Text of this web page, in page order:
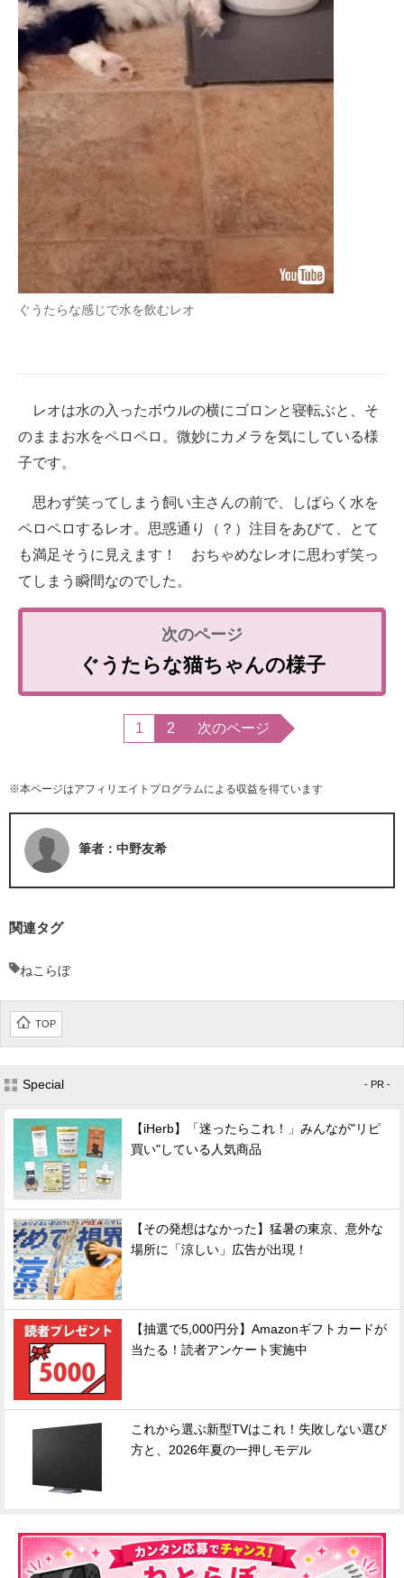
ぐうたらな感じで水を飲むレオ
レオは水の入ったボウルの横にゴロンと寝転ぶと、そ
のままお水をペロペロ。微妙にカメラを気にしている様
子です。
思わず笑ってしまう飼い主さんの前で、しばらく水を
ペロペロするレオ。思惑通り（？）注目をあびて、とて
も満足そうに見えます！ おちゃめなレオに思わず笑っ
てしまう瞬間なのでした。
ぐうたらな猫ちゃんの様子
1 2 次のページ
※本ページはアフィリエイトプログラムによる収益を得ています
筆者：中野友希
関連タグ
ねこらぼ
TOP
Special - PR -
【iHerb】「迷ったらこれ！」みんなが"リピ
買い"している人気商品
【その発想はなかった】猛暑の東京、意外な
場所に「涼しい」広告が出現！
【抽選で5,000円分】Amazonギフトカードが
当たる！読者アンケート実施中
これから選ぶ新型TVはこれ！失敗しない選び
方と、2026年夏の一押しモデル